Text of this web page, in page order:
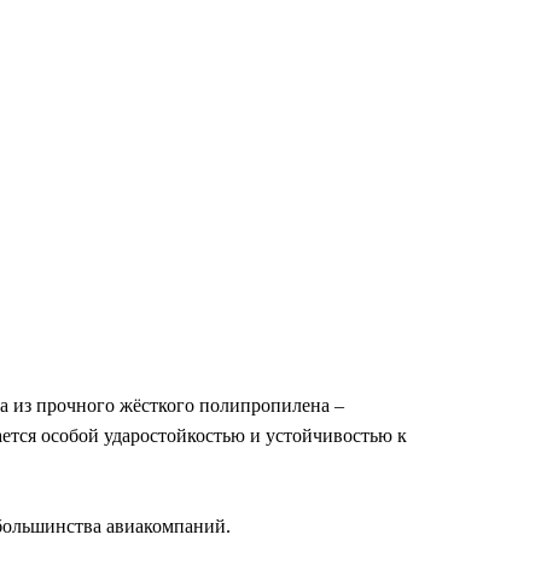
из прочного жёсткого полипропилена –
особой ударостойкостью и устойчивостью к
авиакомпаний.